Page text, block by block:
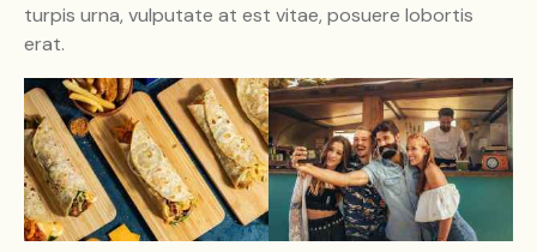
turpis urna, vulputate at est vitae, posuere lobortis
erat.